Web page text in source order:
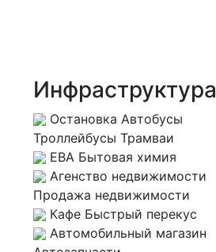
Инфраструктура
Остановка Автобусы
Троллейбусы Трамваи
ЕВА Бытовая химия
Агенство недвижимости
Продажа недвижимости
Кафе Быстрый перекус
Автомобильный магазин